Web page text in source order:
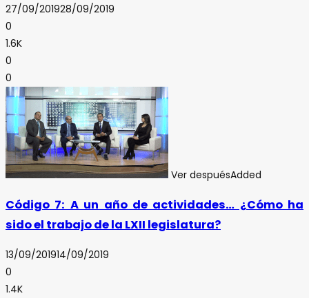
27/09/201928/09/2019
0
1.6K
0
0
Ver despuésAdded
Código 7: A un año de actividades… ¿Cómo ha
sido el trabajo de la LXII legislatura?
13/09/201914/09/2019
0
1.4K